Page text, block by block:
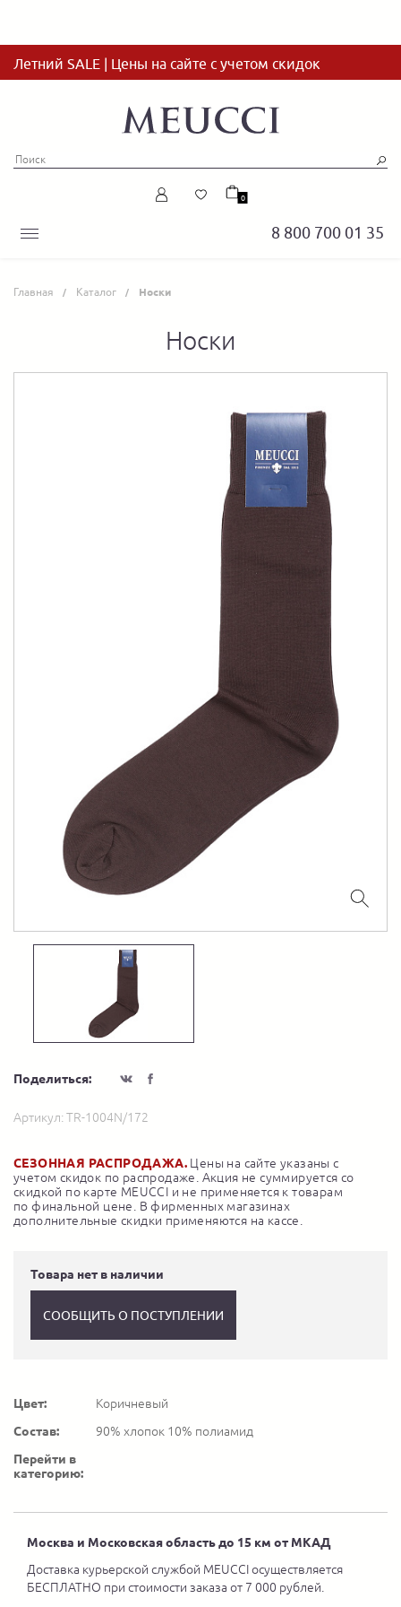
Летний SALE | Цены на сайте с учетом скидок
8 800 700 01 35
0
Главная Каталог Носки
Носки
Поделиться:
Артикул:TR-1004N/172
СЕЗОННАЯ РАСПРОДАЖА. Цены на сайте указаны с
учетом скидок по распродаже. Акция не суммируется со
скидкой по карте MEUCCI и не применяется к товарам
по финальной цене. В фирменных магазинах
дополнительные скидки применяются на кассе.
Товара нет в наличии
СООБЩИТЬ О ПОСТУПЛЕНИИ
Цвет:
Коричневый
Состав:
90% хлопок 10% полиамид
Перейти в
категорию:
Москва и Московская область до 15 км от МКАД
Доставка курьерской службой MEUCCI осуществляется
БЕСПЛАТНО при стоимости заказа от 7 000 рублей.